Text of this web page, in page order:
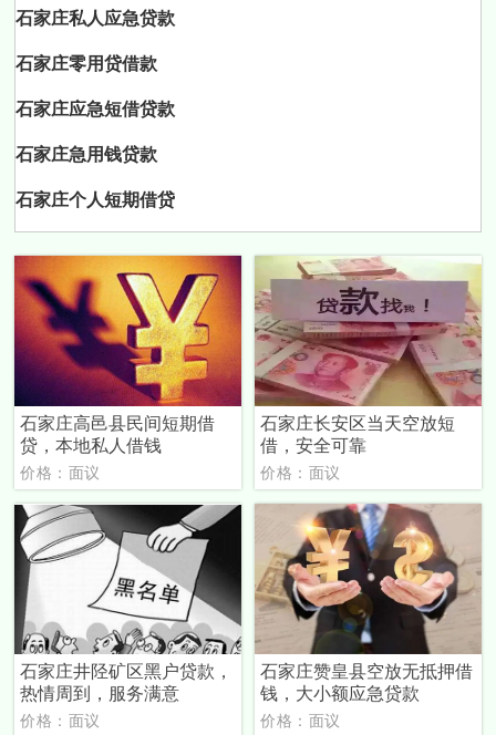
石家庄私人应急贷款
石家庄零用贷借款
石家庄应急短借贷款
石家庄急用钱贷款
石家庄个人短期借贷
石家庄高邑县民间短期借
贷，本地私人借钱
价格：面议
石家庄长安区当天空放短
借，安全可靠
价格：面议
石家庄井陉矿区黑户贷款，
热情周到，服务满意
价格：面议
石家庄赞皇县空放无抵押借
钱，大小额应急贷款
价格：面议